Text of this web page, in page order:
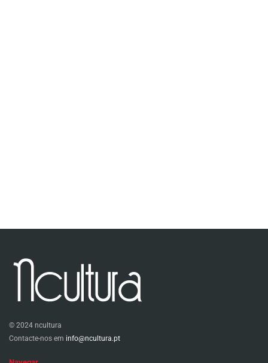
© 2024 ncultura
Contacte-nos em info@ncultura.pt